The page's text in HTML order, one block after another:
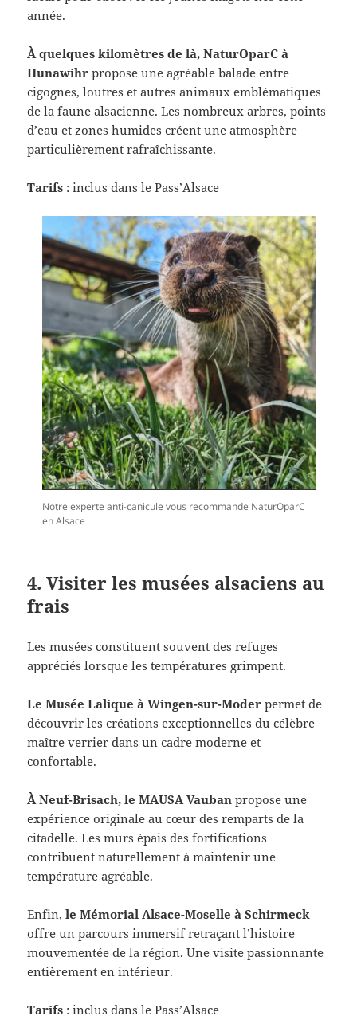
année.
À quelques kilomètres de là, NaturOparC à
Hunawihr propose une agréable balade entre
cigognes, loutres et autres animaux emblématiques
de la faune alsacienne. Les nombreux arbres, points
d’eau et zones humides créent une atmosphère
particulièrement rafraîchissante.
Tarifs : inclus dans le Pass’Alsace
Notre experte anti-canicule vous recommande NaturOparC
en Alsace
4. Visiter les musées alsaciens au
frais
Les musées constituent souvent des refuges
appréciés lorsque les températures grimpent.
Le Musée Lalique à Wingen-sur-Moder permet de
découvrir les créations exceptionnelles du célèbre
maître verrier dans un cadre moderne et
confortable.
À Neuf-Brisach, le MAUSA Vauban propose une
expérience originale au cœur des remparts de la
citadelle. Les murs épais des fortifications
contribuent naturellement à maintenir une
température agréable.
Enfin,le Mémorial Alsace-Moselle à Schirmeck
offre un parcours immersif retraçant l’histoire
mouvementée de la région. Une visite passionnante
entièrement en intérieur.
Tarifs : inclus dans le Pass’Alsace